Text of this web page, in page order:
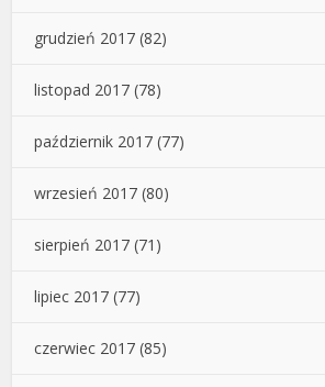
grudzień 2017 (82)
listopad 2017 (78)
październik 2017 (77)
wrzesień 2017 (80)
sierpień 2017 (71)
lipiec 2017 (77)
czerwiec 2017 (85)